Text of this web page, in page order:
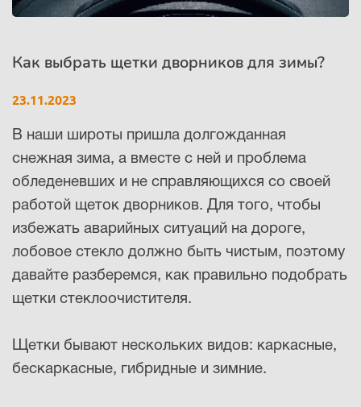
+7 (800) 250-15-01
Как выбрать щетки дворников для зимы?
23.11.2023
В наши широты пришла долгожданная
снежная зима, а вместе с ней и проблема
обледеневших и не справляющихся со своей
работой щеток дворников. Для того, чтобы
избежать аварийных ситуаций на дороге,
лобовое стекло должно быть чистым, поэтому
давайте разберемся, как правильно подобрать
щетки стеклоочистителя.
Щетки бывают нескольких видов: каркасные,
бескаркасные, гибридные и зимние.